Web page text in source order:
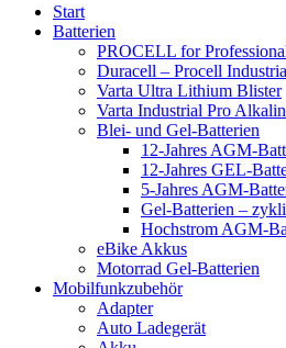
Start
Batterien
PROCELL for
Duracell – Procell
Varta Ultra Lithium Blister
Varta Industrial Pro
Blei- und Gel-Batterien
12-Jahres AGM-
12-Jahres GEL-
5-Jahres AGM-
Gel-Batterien –
Hochstrom AGM-
eBike Akkus
Motorrad Gel-Batterien
Mobilfunkzubehör
Adapter
Auto Ladegerät